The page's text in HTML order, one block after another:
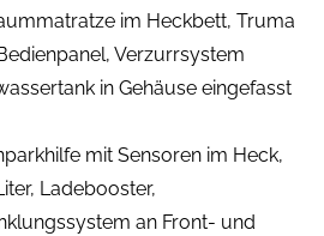
im Heckbett, Truma
Verzurrsystem
in Gehäuse eingefasst
mit Sensoren im Heck,
Ladebooster,
an Front- und